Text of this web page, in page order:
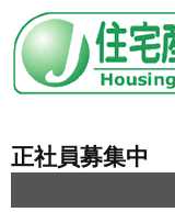
正社員募集中